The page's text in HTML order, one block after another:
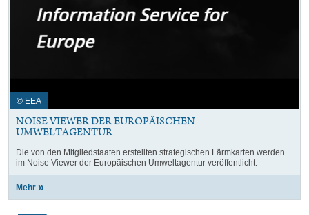
© EEA
NOISE VIEWER DER EUROPÄISCHEN
UMWELTAGENTUR
Die von den Mitgliedstaaten erstellten strategischen Lärmkarten werden
im Noise Viewer der Europäischen Umweltagentur veröffentlicht.
Mehr